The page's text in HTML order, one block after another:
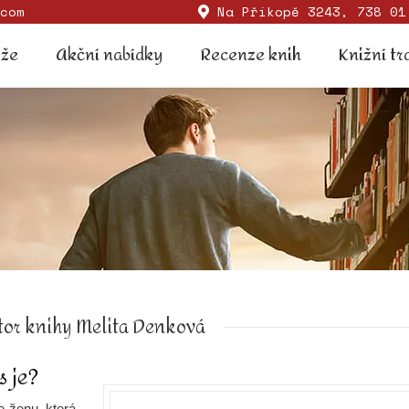
Na Příkopě 3243, 738
Akční nabídky Recenze knih Knižní
knihy Melita Denková
je?
Akční nabídky Recenze knih